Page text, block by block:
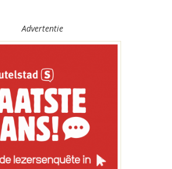
Advertentie